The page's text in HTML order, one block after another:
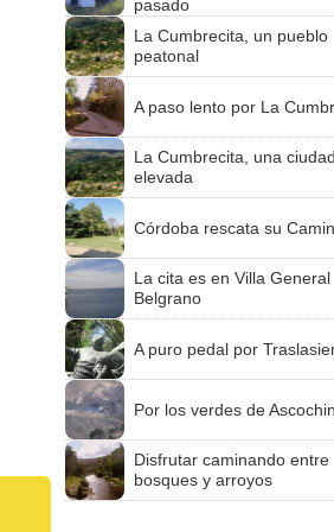
pasado
La Cumbrecita, un pueblo
peatonal
A paso lento por La
La Cumbrecita, una ciudad
elevada
Córdoba rescata su
La cita es en Villa General
Belgrano
A puro pedal por
Por los verdes de
Disfrutar caminando entre
bosques y arroyos